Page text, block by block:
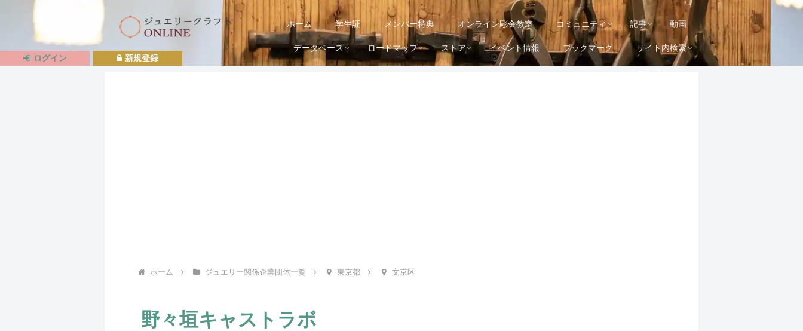
ホーム 学生証 メンバー特典 オンライン彫金教室 コミュニティ 記事 動画
データベース ロードマップ ストア イベント情報 ブックマーク サイト内検索
ホーム ジュエリー関係企業団体一覧 東京都 文京区
野々垣キャストラボ
新規登録
ログイン